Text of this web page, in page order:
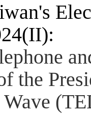
the
(